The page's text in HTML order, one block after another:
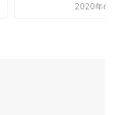
2020年6